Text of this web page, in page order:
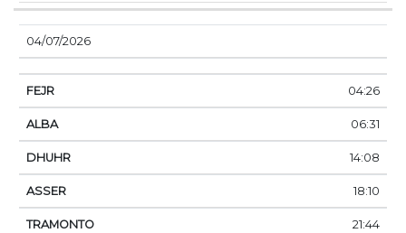
04/07/2026
04:26
06:31
14:08
18:10
21:44